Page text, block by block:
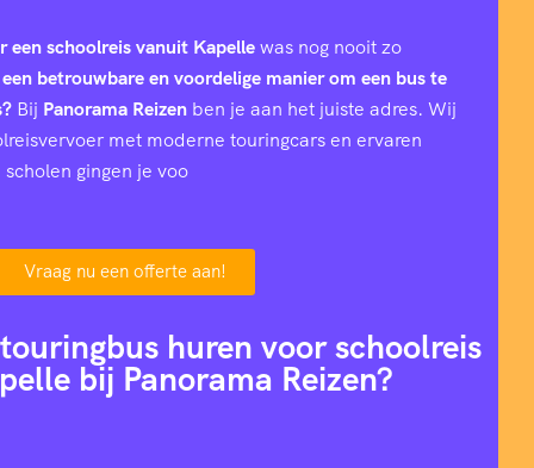
een schoolreis vanuit Kapellewas nog nooit zo
betrouwbare en voordelige manier om een bus te
Bij Panorama Reizen ben je aan het juiste adres. Wij
met moderne touringcars en ervaren
gingen je voo
Vraag nu een offerte aan!
huren voor schoolreis
bij Panorama Reizen?